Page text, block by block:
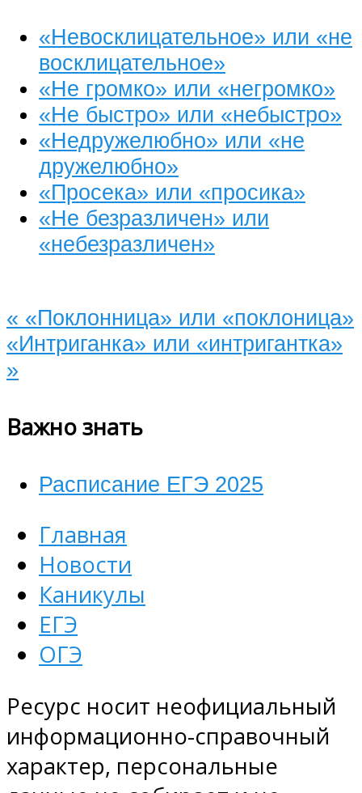
«Невосклицательное» или «не
восклицательное»
«Не громко» или «негромко»
«Не быстро» или «небыстро»
«Недружелюбно» или «не
дружелюбно»
«Просека» или «просика»
«Не безразличен» или
«небезразличен»
« «Поклонница» или «поклоница»
«Интриганка» или «интригантка»
»
Важно знать
Расписание ЕГЭ 2025
Главная
Новости
Каникулы
ЕГЭ
ОГЭ
Ресурс носит неофициальный
информационно-справочный
характер, персональные